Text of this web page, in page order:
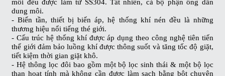
môi đều được làm từ SS304. Tất nhiên, cả bộ phận ống dẫn
dung môi.
- Biến tần, thiết bị biến áp, hệ thống khí nén đều là những
thương hiệu nổi tiếng thé giới.
- Cấu trúc hệ thống khí được áp dụng theo công nghệ tiên tiến
thế giới đảm bảo luồng khí được thông suốt và tăng tốc độ giặt,
tiết kiệm thời gian giặt khô.
- Hệ thông lọc đôi bao gồm một bộ lọc sinh thái & một bộ lọc
than hoạt tính mà không cần được làm sạch bằng bột chuyên